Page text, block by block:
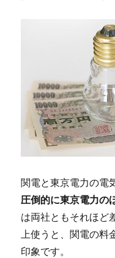
関電と東京電力の電
圧倒的に東京電力の
は両社ともそれほど
上使うと、関電の料
印象です。